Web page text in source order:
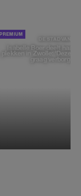
DE STAD VAN
Isabelle Boer deelt haar
plekken in Zwolle: 'Deze
graag verborgen'